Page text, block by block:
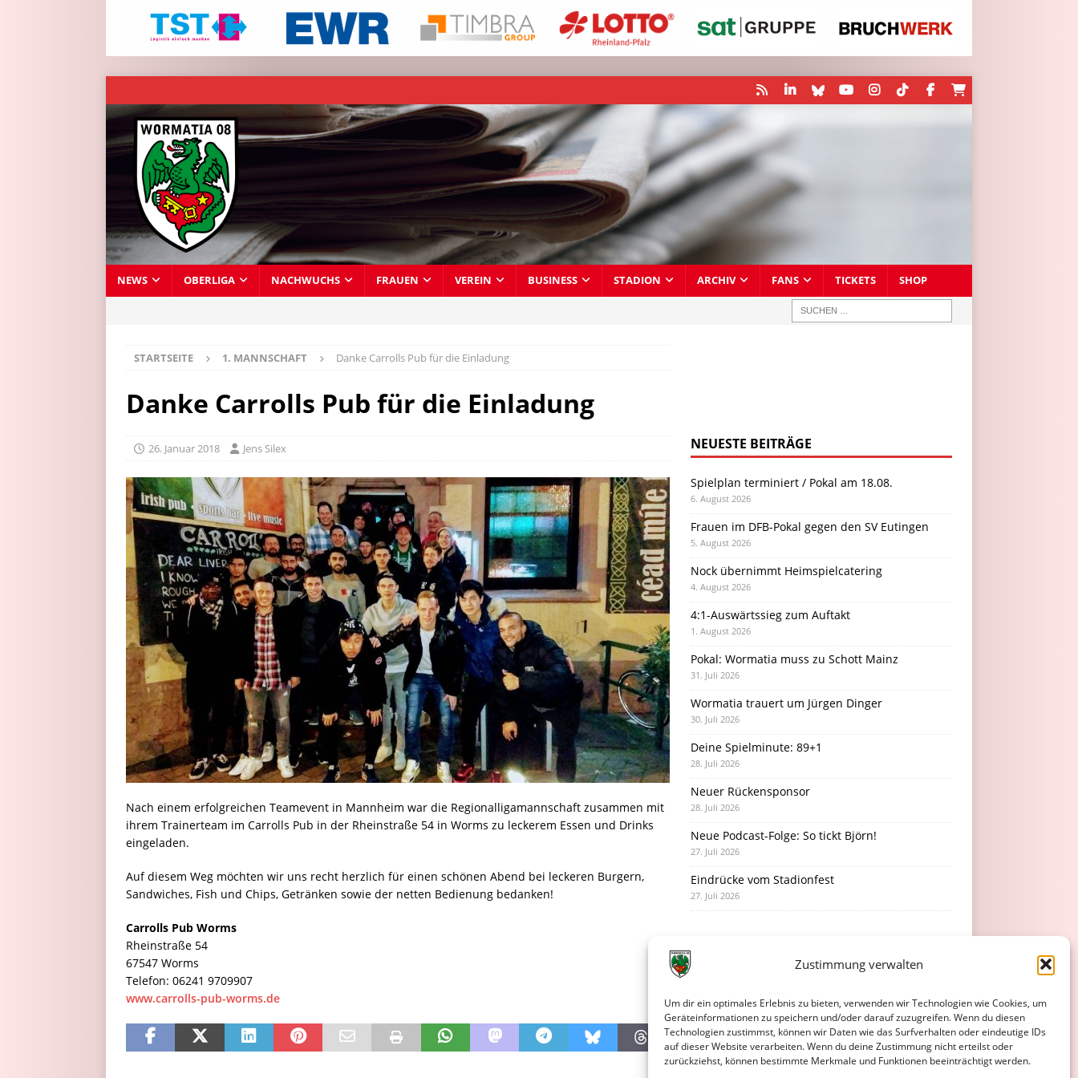
Zustimmung verwalten
Um dir ein optimales Erlebnis zu bieten, verwenden wir Technologien wie Cookies, um
Geräteinformationen zu speichern und/oder darauf zuzugreifen. Wenn du diesen
Technologien zustimmst, können wir Daten wie das Surfverhalten oder eindeutige IDs
auf dieser Website verarbeiten. Wenn du deine Zustimmung nicht erteilst oder
zurückziehst, können bestimmte Merkmale und Funktionen beeinträchtigt werden.
NEWS OBERLIGA NACHWUCHS FRAUEN VEREIN BUSINESS STADION ARCHIV FANS TICKETS SHOP
STARTSEITE 1. MANNSCHAFT Danke Carrolls Pub für die Einladung
Danke Carrolls Pub für die Einladung
26. Januar 2018 Jens Silex
Nach einem erfolgreichen Teamevent in Mannheim war die Regionalligamannschaft zusammen mit
ihrem Trainerteam im Carrolls Pub in der Rheinstraße 54 in Worms zu leckerem Essen und Drinks
eingeladen.
Auf diesem Weg möchten wir uns recht herzlich für einen schönen Abend bei leckeren Burgern,
Sandwiches, Fish und Chips, Getränken sowie der netten Bedienung bedanken!
Carrolls Pub Worms
Rheinstraße 54
67547 Worms
Telefon: 06241 9709907
www.carrolls-pub-worms.de
NEUESTE BEITRÄGE
Spielplan terminiert / Pokal am 18.08.
6. August 2026
Frauen im DFB-Pokal gegen den SV Eutingen
5. August 2026
Nock übernimmt Heimspielcatering
4. August 2026
4:1-Auswärtssieg zum Auftakt
1. August 2026
Pokal: Wormatia muss zu Schott Mainz
31. Juli 2026
Wormatia trauert um Jürgen Dinger
30. Juli 2026
Deine Spielminute: 89+1
28. Juli 2026
Neuer Rückensponsor
28. Juli 2026
Neue Podcast-Folge: So tickt Björn!
27. Juli 2026
Eindrücke vom Stadionfest
27. Juli 2026